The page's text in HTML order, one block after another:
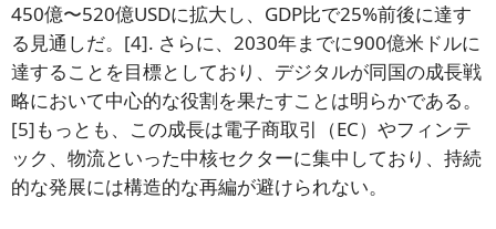
450億〜520億USDに拡大し、GDP比で25%前後に達す
る見通しだ。 [4]. さらに、2030年までに900億米ドルに
達することを目標としており、デジタルが同国の成長戦
略において中心的な役割を果たすことは明らかである。
[5]もっとも、この成長は電子商取引（EC）やフィンテ
ック、物流といった中核セクターに集中しており、持続
的な発展には構造的な再編が避けられない。